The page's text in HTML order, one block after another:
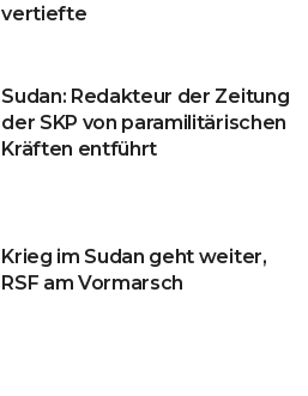
vertiefte
Sudan: Redakteur der Zeitung
der SKP von paramilitärischen
Kräften entführt
Krieg im Sudan geht weiter,
RSF am Vormarsch